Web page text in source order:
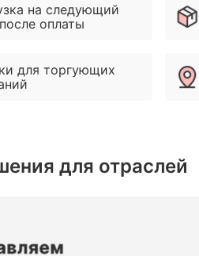
на следующий
оплаты
для торгующих
для отраслей